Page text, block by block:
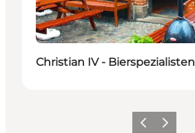
Christian IV - Bierspezialisten
ZurückWeiter